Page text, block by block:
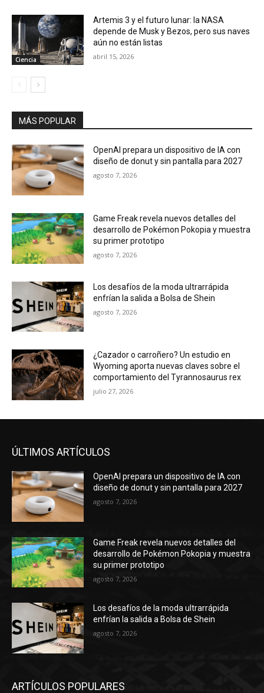
Ciencia
Artemis 3 y el futuro lunar: la NASA
depende de Musk y Bezos, pero sus naves
aún no están listas
abril 15, 2026
MÁS POPULAR
OpenAI prepara un dispositivo de IA con
diseño de donut y sin pantalla para 2027
agosto 7, 2026
Game Freak revela nuevos detalles del
desarrollo de Pokémon Pokopia y muestra
su primer prototipo
agosto 7, 2026
Los desafíos de la moda ultrarrápida
enfrían la salida a Bolsa de Shein
agosto 7, 2026
¿Cazador o carroñero? Un estudio en
Wyoming aporta nuevas claves sobre el
comportamiento del Tyrannosaurus rex
julio 27, 2026
ÚLTIMOS ARTÍCULOS
OpenAI prepara un dispositivo de IA con
diseño de donut y sin pantalla para 2027
agosto 7, 2026
Game Freak revela nuevos detalles del
desarrollo de Pokémon Pokopia y muestra
su primer prototipo
agosto 7, 2026
Los desafíos de la moda ultrarrápida
enfrían la salida a Bolsa de Shein
agosto 7, 2026
ARTÍCULOS POPULARES